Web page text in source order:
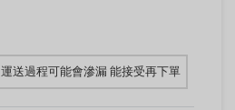
運送過程可能會滲漏 能接受再下單